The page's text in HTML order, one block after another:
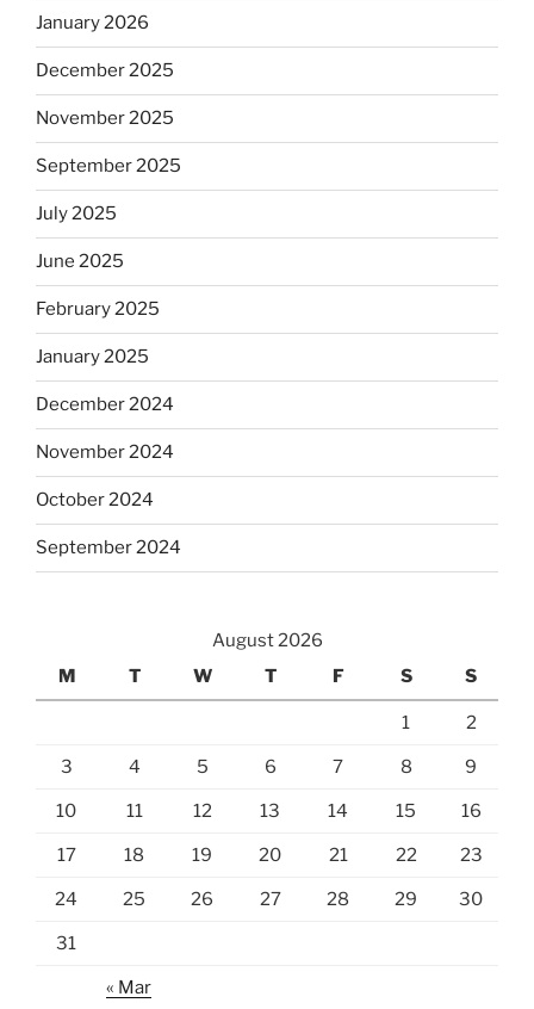
January 2026
December 2025
November 2025
September 2025
July 2025
June 2025
February 2025
January 2025
December 2024
November 2024
October 2024
September 2024
August 2026
M
T W T F S S
1 2
3 4 5 6 7 8 9
10 11 12 13 14 15 16
17 18 19 20 21 22 23
24 25 26 27 28 29 30
31
« Mar